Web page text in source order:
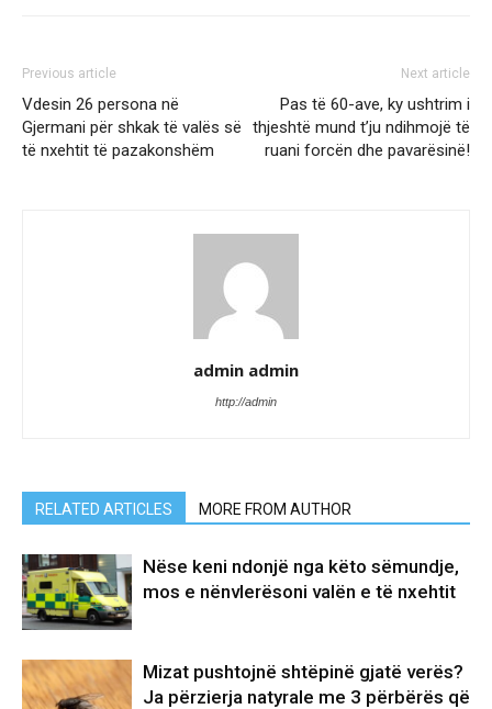
Previous article
Vdesin 26 persona në
Gjermani për shkak të valës së
të nxehtit të pazakonshëm
Next article
Pas të 60-ave, ky ushtrim i
thjeshtë mund t’ju ndihmojë të
ruani forcën dhe pavarësinë!
admin admin
http://admin
RELATED ARTICLES MORE FROM AUTHOR
Nëse keni ndonjë nga këto sëmundje,
mos e nënvlerësoni valën e të nxehtit
Mizat pushtojnë shtëpinë gjatë verës?
Ja përzierja natyrale me 3 përbërës që